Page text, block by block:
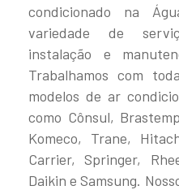
condicionado na
variedade de
instalação e
Trabalhamos com
modelos de ar
como Cônsul,
Komeco, Trane,
Carrier, Springer,
Daikin e Samsung.